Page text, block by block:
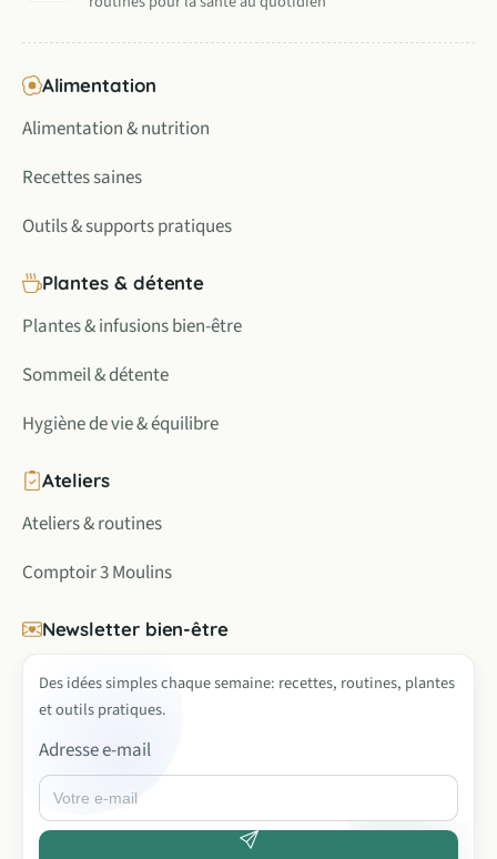
Alimentation
Alimentation & nutrition
Recettes saines
Outils & supports pratiques
Plantes & détente
Plantes & infusions bien-être
Sommeil & détente
Hygiène de vie & équilibre
Ateliers
Ateliers & routines
Comptoir 3 Moulins
Newsletter bien-être
Des idées simples chaque semaine: recettes, routines, plantes
et outils pratiques.
Adresse e-mail